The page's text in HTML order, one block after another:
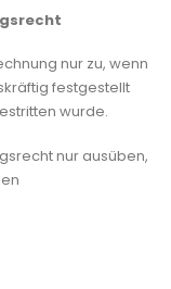
nur zu, wenn
festgestellt
wurde.
nur ausüben,